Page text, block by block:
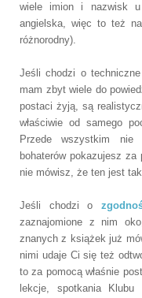
wiele imion i nazwisk
angielska, więc to też
różnorodny).
Jeśli chodzi o
mam zbyt wiele do
postaci żyją, są
właściwie od samego
Przede wszystkim nie
bohaterów pokazujesz
nie mówisz, że ten jest
Jeśli chodzi o
zaznajomione z nim
znanych z książek już
nimi udaje Ci się też
to za pomocą właśnie
lekcje, spotkania